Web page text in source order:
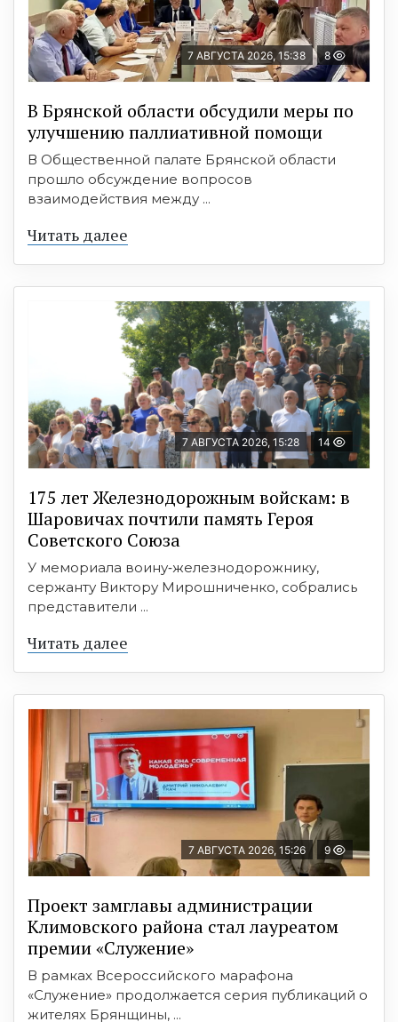
7 АВГУСТА 2026, 15:38 8
В Брянской области обсудили меры по
улучшению паллиативной помощи
В Общественной палате Брянской области
прошло обсуждение вопросов
взаимодействия между ...
Читать далее
7 АВГУСТА 2026, 15:28 14
175 лет Железнодорожным войскам: в
Шаровичах почтили память Героя
Советского Союза
У мемориала воину‑железнодорожнику,
сержанту Виктору Мирошниченко, собрались
представители ...
Читать далее
7 АВГУСТА 2026, 15:26 9
Проект замглавы администрации
Климовского района стал лауреатом
премии «Служение»
В рамках Всероссийского марафона
«Служение» продолжается серия публикаций о
жителях Брянщины, ...